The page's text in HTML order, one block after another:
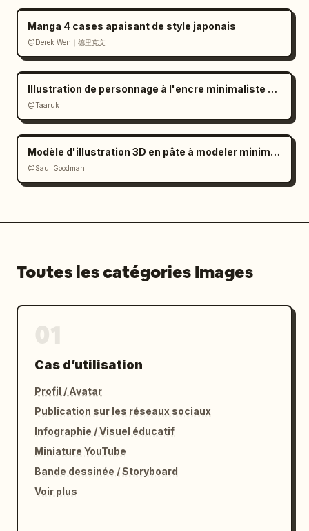
Manga 4 cases apaisant de style japonais
@Derek Wen｜德里克文
Illustration de personnage à l'encre minimaliste en noir et blanc
@Taaruk
Modèle d'illustration 3D en pâte à modeler minimaliste
@Saul Goodman
Toutes les catégories Images
Cas d’utilisation
Profil / Avatar
Publication sur les réseaux sociaux
Infographie / Visuel éducatif
Miniature YouTube
Bande dessinée / Storyboard
Voir plus